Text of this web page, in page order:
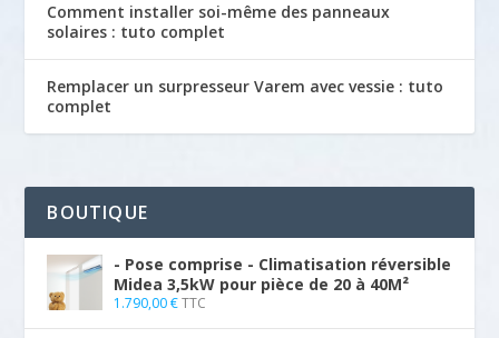
Comment installer soi-même des panneaux
solaires : tuto complet
Remplacer un surpresseur Varem avec vessie : tuto
complet
BOUTIQUE
- Pose comprise - Climatisation réversible
Midea 3,5kW pour pièce de 20 à 40M²
1.790,00€ TTC